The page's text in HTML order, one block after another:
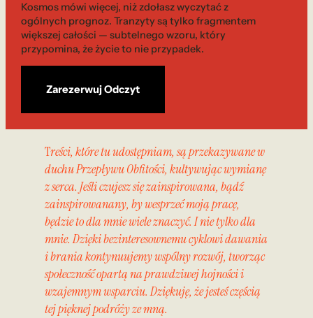
Kosmos mówi więcej, niż zdołasz wyczytać z
ogólnych prognoz. Tranzyty są tylko fragmentem
większej całości — subtelnego wzoru, który
przypomina, że życie to nie przypadek.
Zarezerwuj Odczyt
Treści, które tu udostępniam, są przekazywane w
duchu Przepływu Obfitości, kultywując wymianę
z serca. Jeśli czujesz się zainspirowana, bądź
zainspirowanany, by wesprzeć moją pracę,
będzie to dla mnie wiele znaczyć. I nie tylko dla
mnie. Dzięki bezinteresownemu cyklowi dawania
i brania kontynuujemy wspólny rozwój, tworząc
społeczność opartą na prawdziwej hojności i
wzajemnym wsparciu. Dziękuję, że jesteś częścią
tej pięknej podróży ze mną.